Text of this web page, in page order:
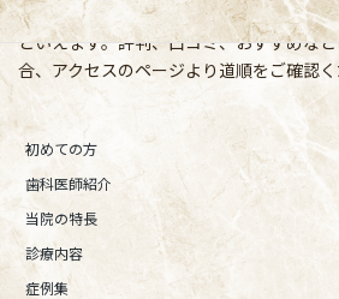
宿、東京都内、隣接県や遠方からも患者
といえます。評判、口コミ、おすすめな
合、アクセスのページより道順をご確認く
初めての方
歯科医師紹介
当院の特長
診療内容
症例集